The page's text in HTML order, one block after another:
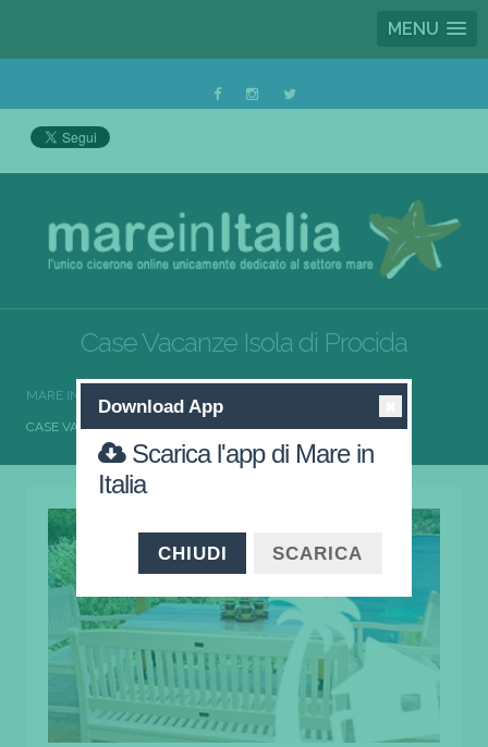
MENU
Case Vacanze Isola di Procida
MARE IN ITALIA
CASE VACANZE ISOLA DI PROCIDA
Download App
Scarica l'app di Mare in
Italia
CHIUDI SCARICA